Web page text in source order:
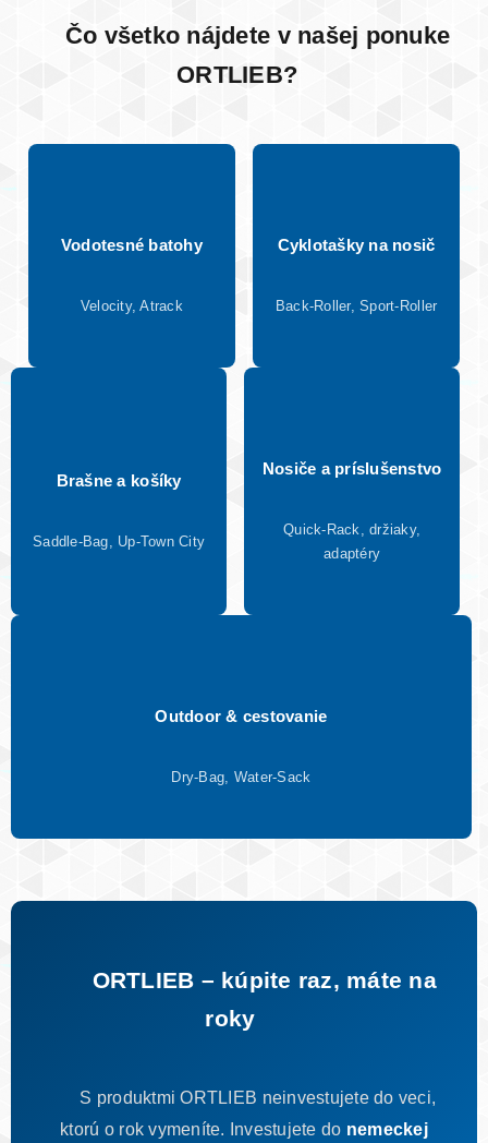
Čo všetko nájdete v našej ponuke
ORTLIEB?
Vodotesné batohy
Velocity, Atrack
Cyklotašky na nosič
Back-Roller, Sport-Roller
Brašne a košíky
Saddle-Bag, Up-Town City
Nosiče a príslušenstvo
Quick-Rack, držiaky,
adaptéry
Outdoor & cestovanie
Dry-Bag, Water-Sack
ORTLIEB – kúpite raz, máte na
roky
S produktmi ORTLIEB neinvestujete do veci,
ktorú o rok vymeníte. Investujete do nemeckej